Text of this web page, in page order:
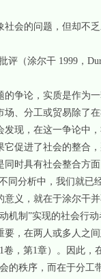
的问题，但却不乏
（涂尔干 1999，
论，实质是作为一
、分工或贸易除了
现，在这一争论中
促进了社会的整合
时具有社会整合方
分析中，我们就已
义，就在于涂尔干
机制”实现的社会行
，在两人或多人之
，第1章）。因此
的秩序，而在于分